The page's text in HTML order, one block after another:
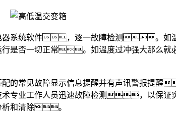
系统软件，逐一故障检测。如
是否一切正常。如溫度过冲强大那么
常见故障显示信息提醒并有声讯警报提醒
业工作人员迅速故障检测，以保证
和清除。